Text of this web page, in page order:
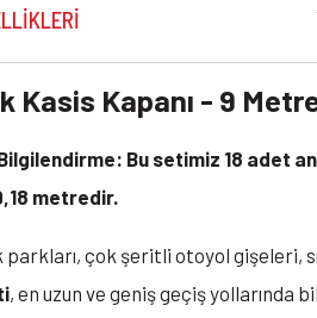
Kasis Kapanı - 9
Bu setimiz 18 adet
metredir.
parkları, çok şeritli otoyol gişeleri,
, en uzun ve geniş geçiş yollarında